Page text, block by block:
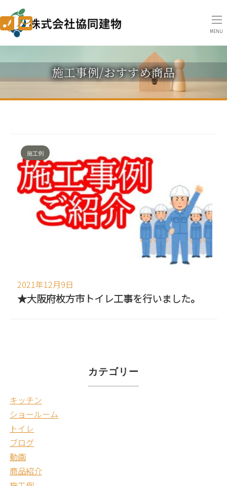
MENU
施工事例/おすすめ商品
施工例
2021年12月9日
★大阪府枚方市トイレ工事を行いました。
カテゴリー
キッチン
ショールーム
トイレ
ブログ
動画
商品紹介